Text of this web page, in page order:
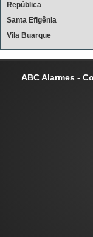
República
Santa Efigênia
Vila Buarque
ABC Alarmes -